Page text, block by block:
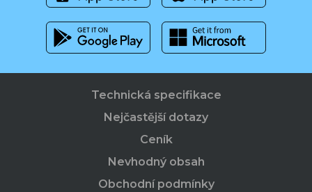
Technická specifikace
Nejčastější dotazy
Ceník
Nevhodný obsah
Obchodní podmínky